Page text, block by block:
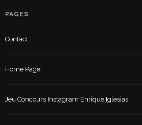
PAGES
Contact
Home Page
Jeu Concours Instagram Enrique Iglesias